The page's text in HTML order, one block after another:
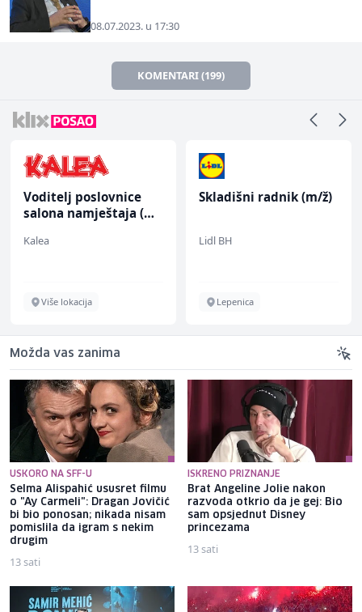
08.07.2023. u 17:30
KOMENTARI (199)
Voditelj poslovnice
salona namještaja (m/
Kalea
Više lokacija
Skladišni radnik (m/ž)
Lidl BH
Lepenica
Možda vas zanima
USKORO NA SFF-U
Selma Alispahić ususret filmu
o "Ay Carmeli": Dragan Jovičić
bi bio ponosan; nikada nisam
pomislila da igram s nekim
drugim
13 sati
ISKRENO PRIZNANJE
Brat Angeline Jolie nakon
razvoda otkrio da je gej: Bio
sam opsjednut Disney
princezama
13 sati